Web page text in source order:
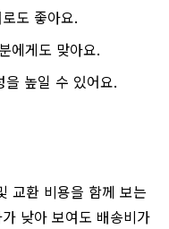
도 좋아요.
에게도 맞아요.
을 높일 수 있어요.
교환 비용을 함께 보는
낮아 보여도 배송비가